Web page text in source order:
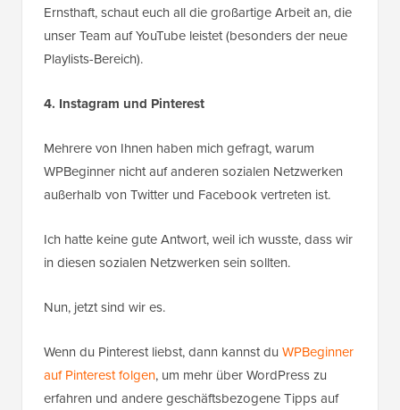
Ernsthaft, schaut euch all die großartige Arbeit an, die
unser Team auf YouTube leistet (besonders der neue
Playlists-Bereich).
4. Instagram und Pinterest
Mehrere von Ihnen haben mich gefragt, warum
WPBeginner nicht auf anderen sozialen Netzwerken
außerhalb von Twitter und Facebook vertreten ist.
Ich hatte keine gute Antwort, weil ich wusste, dass wir
in diesen sozialen Netzwerken sein sollten.
Nun, jetzt sind wir es.
Wenn du Pinterest liebst, dann kannst du WPBeginner
auf Pinterest folgen, um mehr über WordPress zu
erfahren und andere geschäftsbezogene Tipps auf